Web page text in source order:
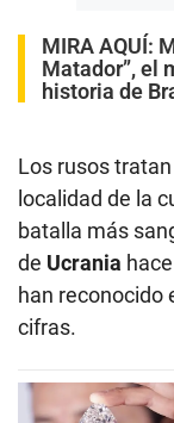
MIRA AQUÍ:
Matador”, el
historia de
Los rusos
localidad de la
batalla más
de Ucrania
han reconocido
cifras.